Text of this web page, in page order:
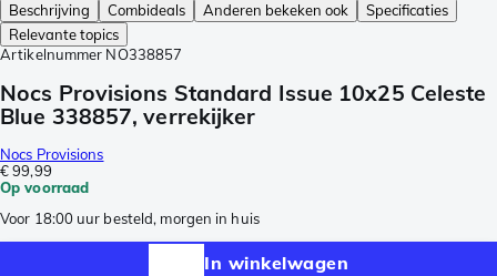
Beschrijving
Combideals Anderen bekeken ook
Specificaties
Relevante topics
Artikelnummer NO338857
Nocs Provisions Standard Issue 10x25 Celeste
Blue 338857, verrekijker
Nocs Provisions
€ 99,99
Op voorraad
Voor 18:00 uur besteld, morgen in huis
In winkelwagen